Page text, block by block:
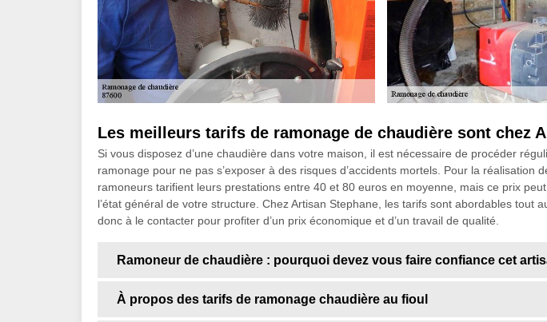
Les meilleurs tarifs de ramonage de chaudière sont chez
Si vous disposez d’une chaudière dans votre maison, il est nécessaire de procéder
ramonage pour ne pas s’exposer à des risques d’accidents mortels. Pour la réalisation
ramoneurs tarifient leurs prestations entre 40 et 80 euros en moyenne, mais ce prix
l’état général de votre structure. Chez Artisan Stephane, les tarifs sont abordables tout
donc à le contacter pour profiter d’un prix économique et d’un travail de qualité.
Ramoneur de chaudière : pourquoi devez vous faire confiance cet
À propos des tarifs de ramonage chaudière au fioul